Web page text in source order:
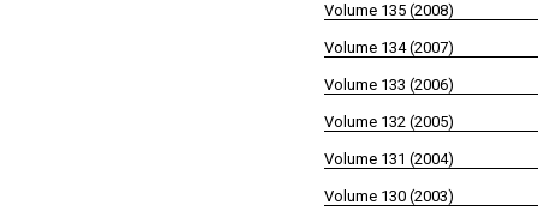
Volume 135 (2008)
Volume 134 (2007)
Volume 133 (2006)
Volume 132 (2005)
Volume 131 (2004)
Volume 130 (2003)